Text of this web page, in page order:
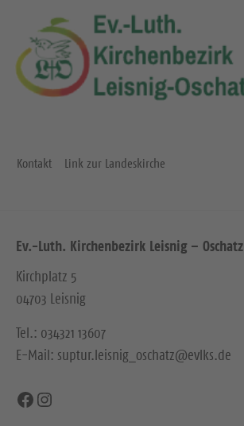
Kontakt Link zur Landeskirche
Ev.-Luth. Kirchenbezirk Leisnig – Oschatz
Kirchplatz 5
04703 Leisnig
Tel.: 034321 13607
E-Mail: suptur.leisnig_oschatz@evlks.de
Facebook
Instagram